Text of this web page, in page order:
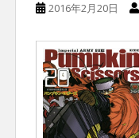
2016年2月20日